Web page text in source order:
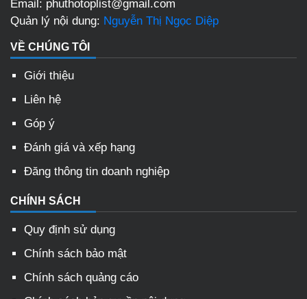
Email: phuthotoplist@gmail.com
Quản lý nội dung: Nguyễn Thị Ngọc Diệp
VỀ CHÚNG TÔI
Giới thiệu
Liên hệ
Góp ý
Đánh giá và xếp hạng
Đăng thông tin doanh nghiệp
CHÍNH SÁCH
Quy định sử dụng
Chính sách bảo mật
Chính sách quảng cáo